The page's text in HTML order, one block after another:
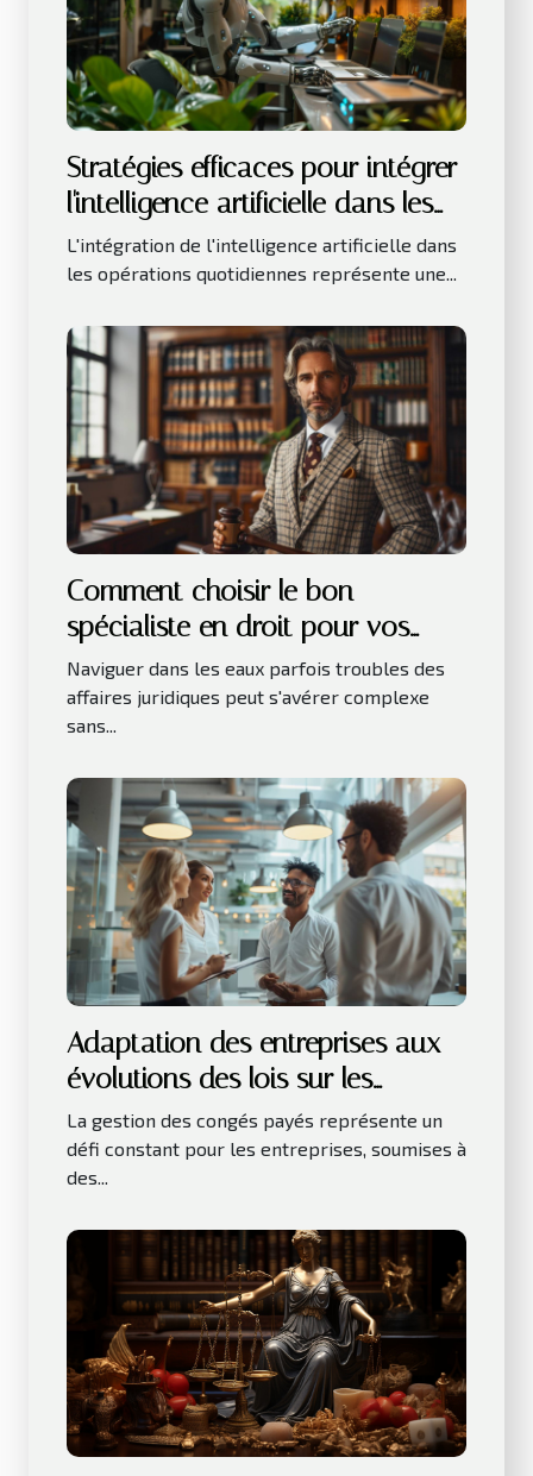
Stratégies efficaces pour intégrer
l'intelligence artificielle dans les
petites entreprises
L'intégration de l'intelligence artificielle dans
les opérations quotidiennes représente une...
Comment choisir le bon
spécialiste en droit pour vos
besoins juridiques
Naviguer dans les eaux parfois troubles des
affaires juridiques peut s'avérer complexe
sans...
Adaptation des entreprises aux
évolutions des lois sur les
congés payés
La gestion des congés payés représente un
défi constant pour les entreprises, soumises à
des...